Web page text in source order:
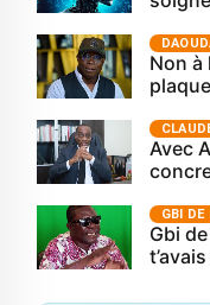
Non
Avec
GBI DE
Gbi